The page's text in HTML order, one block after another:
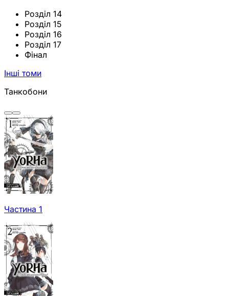
Розділ 14
Розділ 15
Розділ 16
Розділ 17
Фінал
Інші томи
Танкобони
Частина 1